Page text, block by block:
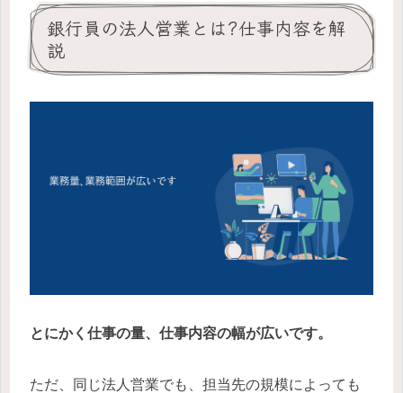
銀行員の法人営業とは?仕事内容を解
説
とにかく仕事の量、仕事内容の幅が広いです。
ただ、同じ法人営業でも、担当先の規模によっても